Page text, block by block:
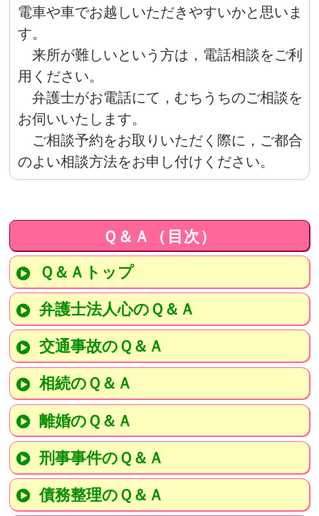
電車や車でお越しいただきやすいかと思いま
す。
来所が難しいという方は，電話相談をご利
用ください。
弁護士がお電話にて，むちうちのご相談を
お伺いいたします。
ご相談予約をお取りいただく際に，ご都合
のよい相談方法をお申し付けください。
Ｑ＆Ａ（目次）
Ｑ＆Ａトップ
弁護士法人心のＱ＆Ａ
交通事故のＱ＆Ａ
相続のＱ＆Ａ
離婚のＱ＆Ａ
刑事事件のＱ＆Ａ
債務整理のＱ＆Ａ